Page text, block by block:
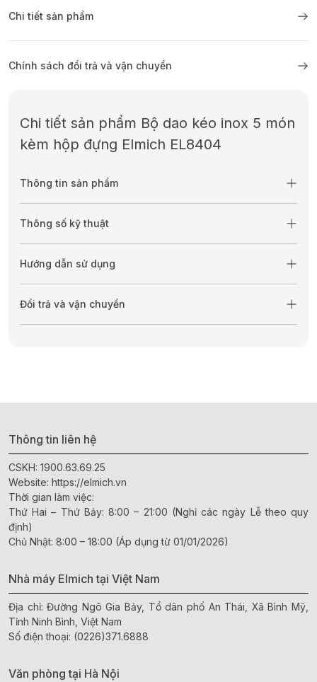
Chi tiết sản phẩm
Chính sách đổi trả và vận chuyển
Chi tiết sản phẩm Bộ dao kéo inox 5 món
kèm hộp đựng Elmich EL8404
Thông tin sản phẩm
Thông số kỹ thuật
Hướng dẫn sử dụng
Đổi trả và vận chuyển
Thông tin liên hệ
CSKH: 1900.63.69.25
Website: https://elmich.vn
Thời gian làm việc:
Thứ Hai – Thứ Bảy: 8:00 – 21:00 (Nghỉ các ngày Lễ theo quy
định)
Chủ Nhật: 8:00 – 18:00 (Áp dụng từ 01/01/2026)
Nhà máy Elmich tại Việt Nam
Địa chỉ: Đường Ngô Gia Bảy, Tổ dân phố An Thái, Xã Bình Mỹ,
Tỉnh Ninh Bình, Việt Nam
Số điện thoại: (0226)371.6888
Văn phòng tại Hà Nội